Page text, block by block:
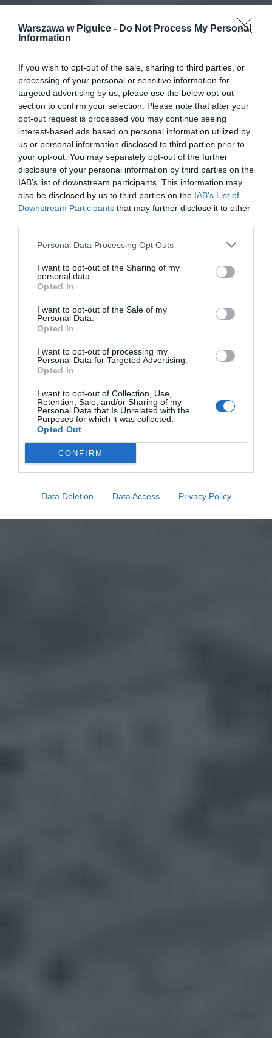
Warszawa w Pigułce - Do Not Process My Personal
Information
If you wish to opt-out of the sale, sharing to third parties, or
processing of your personal or sensitive information for
targeted advertising by us, please use the below opt-out
section to confirm your selection. Please note that after your
opt-out request is processed you may continue seeing
interest-based ads based on personal information utilized by
us or personal information disclosed to third parties prior to
your opt-out. You may separately opt-out of the further
disclosure of your personal information by third parties on the
IAB’s list of downstream participants. This information may
also be disclosed by us to third parties on the IAB’s List of
Downstream Participants that may further disclose it to other
Personal Data Processing Opt Outs
I want to opt-out of the Sharing of my
personal data.
Opted In
I want to opt-out of the Sale of my
Personal Data.
Opted In
I want to opt-out of processing my
Personal Data for Targeted Advertising.
Opted In
I want to opt-out of Collection, Use,
Retention, Sale, and/or Sharing of my
Personal Data that Is Unrelated with the
Purposes for which it was collected.
Opted Out
CONFIRM
Data Deletion Data Access Privacy Policy